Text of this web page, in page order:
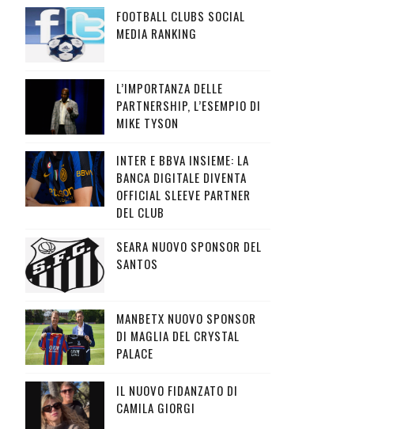
FOOTBALL CLUBS SOCIAL
MEDIA RANKING
L’IMPORTANZA DELLE
PARTNERSHIP, L’ESEMPIO DI
MIKE TYSON
INTER E BBVA INSIEME: LA
BANCA DIGITALE DIVENTA
OFFICIAL SLEEVE PARTNER
DEL CLUB
SEARA NUOVO SPONSOR DEL
SANTOS
MANBETX NUOVO SPONSOR
DI MAGLIA DEL CRYSTAL
PALACE
IL NUOVO FIDANZATO DI
CAMILA GIORGI